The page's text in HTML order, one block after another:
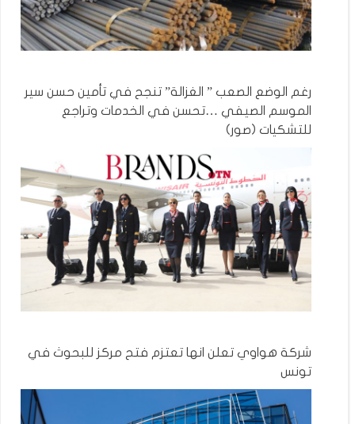
رغم الوضع الصعب ” الغزالة” تنجح في تأمين حسن سير
الموسم الصيفي …تحسن في الخدمات وتراجع
للتشكيات (صور)
شركة هواوي تعلن انها تعتزم فتح مركز للبحوث في
تونس